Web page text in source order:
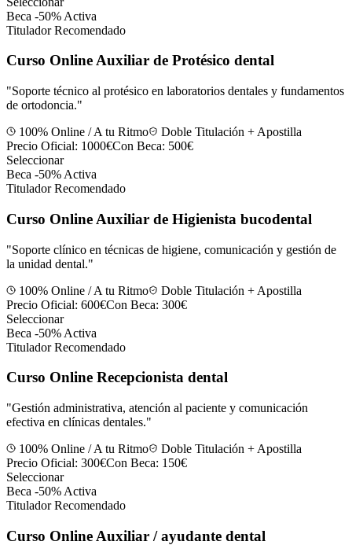
Beca -50% Activa
Titulador Recomendado
Curso Online Auxiliar de Protésico dental
"Soporte técnico al protésico en laboratorios dentales y fundamentos
de ortodoncia."
100% Online / A tu Ritmo
Doble Titulación + Apostilla
Precio Oficial: 1000€Con Beca: 500€
Seleccionar
Beca -50% Activa
Titulador Recomendado
Curso Online Auxiliar de Higienista bucodental
"Soporte clínico en técnicas de higiene, comunicación y gestión de
la unidad dental."
100% Online / A tu Ritmo
Doble Titulación + Apostilla
Precio Oficial: 600€Con Beca: 300€
Seleccionar
Beca -50% Activa
Titulador Recomendado
Curso Online Recepcionista dental
"Gestión administrativa, atención al paciente y comunicación
efectiva en clínicas dentales."
100% Online / A tu Ritmo
Doble Titulación + Apostilla
Precio Oficial: 300€Con Beca: 150€
Seleccionar
Beca -50% Activa
Titulador Recomendado
Curso Online Auxiliar / ayudante dental